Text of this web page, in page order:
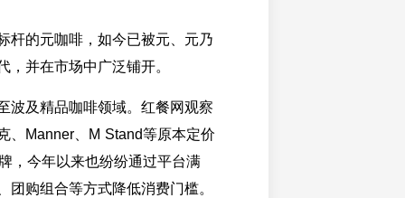
杆的元咖啡，如今已被元、元乃
，并在市场中广泛铺开。
波及精品咖啡领域。红餐网观察
、Manner、M Stand等原本定价
，今年以来也纷纷通过平台满
团购组合等方式降低消费门槛。